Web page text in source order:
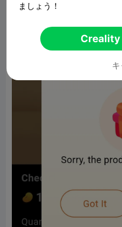
ましょう！
Creality